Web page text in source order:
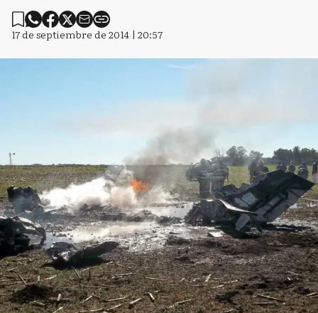
17 de septiembre de 2014 | 20:57